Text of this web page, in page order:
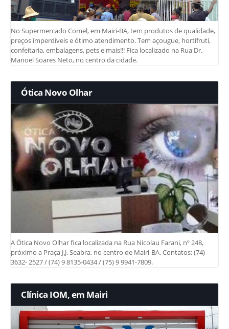
No Supermercado Comel, em Mairi-BA, tem produtos de qualidade,
preços imperdíveis e ótimo atendimento. Tem açougue, hortifruti,
confeitaria, embalagens, pets e mais!!! Fica localizado na Rua Dr.
Manoel Soares Neto, no centro da cidade.
Ótica Novo Olhar
A Ótica Novo Olhar fica localizada na Rua Nicolau Farani, nº 248,
próximo a Praça J.J. Seabra, no centro de Mairi-BA. Contatos: (74)
3632- 2527 / (74) 9 8135-0434 / (75) 9 9941-7809.
Clínica IOM, em Mairi